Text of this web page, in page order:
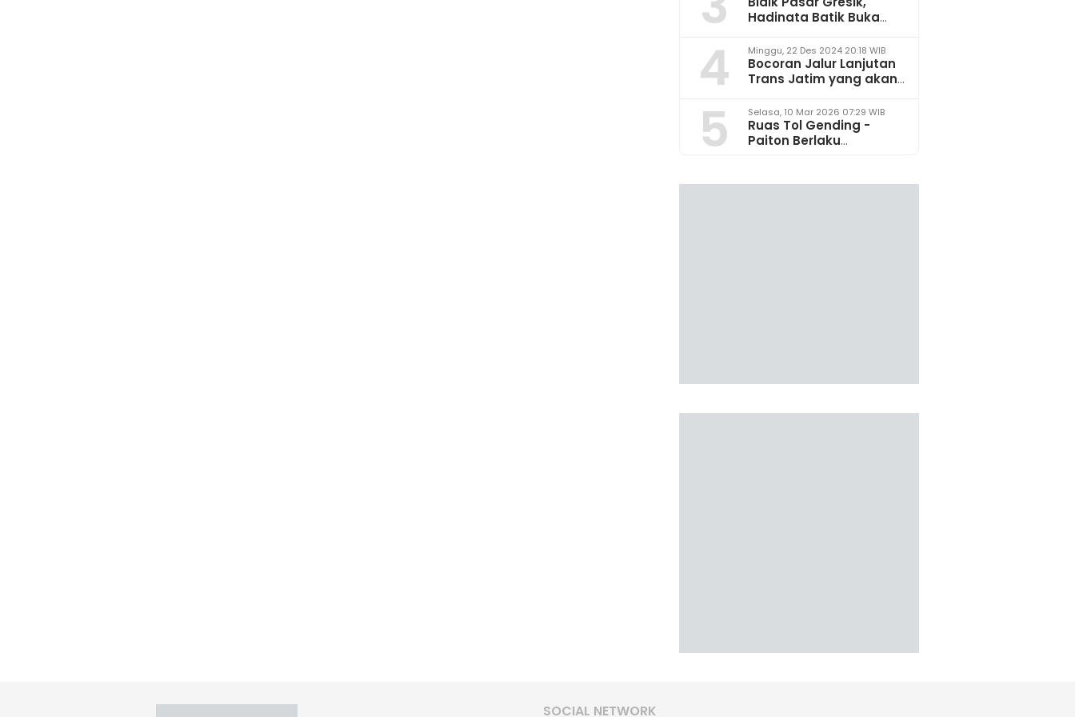
Hadinata Batik Buka
4 Minggu, 22 Des 2024 20:18 WIB
Bocoran Jalur Lanjutan
Trans Jatim yang akan
2025
5 Selasa, 10 Mar 2026 07:29 WIB
Ruas Tol Gending -
Paiton Berlaku
SOCIAL NETWORK